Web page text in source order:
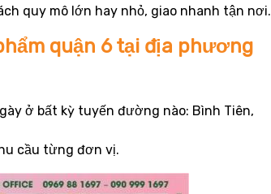
quy mô lớn hay nhỏ, giao nhanh tận nơi.
quận 6 tại địa phương
ở bất kỳ tuyến đường nào: Bình Tiên,
cầu từng đơn vị.